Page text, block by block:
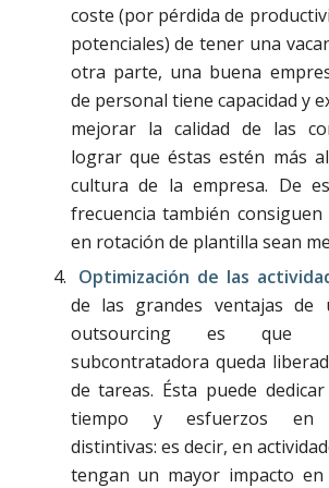
coste (por pérdida de
potenciales) de tener una
otra parte, una buena
de personal tiene capacidad y
mejorar la calidad de las
lograr que éstas estén más
cultura de la empresa. De
frecuencia también
en rotación de plantilla sean
Optimización de las
de las grandes ventajas de
outsourcing es que
subcontratadora queda
de tareas. Ésta puede
tiempo y esfuerzos en
distintivas: es decir, en
tengan un mayor impacto en